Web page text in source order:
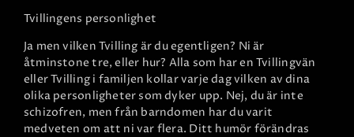
Tvillingens personlighet
Ja men vilken Tvilling är du egentligen? Ni är
åtminstone tre, eller hur? Alla som har en Tvillingvän
eller Tvilling i familjen kollar varje dag vilken av dina
olika personligheter som dyker upp. Nej, du är inte
schizofren, men från barndomen har du varit
medveten om att ni var flera. Ditt humör förändras